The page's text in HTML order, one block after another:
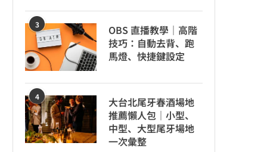
3
OBS 直播教學｜高階
技巧：自動去背、跑
馬燈、快捷鍵設定
4
大台北尾牙春酒場地
推薦懶人包｜小型、
中型、大型尾牙場地
一次彙整